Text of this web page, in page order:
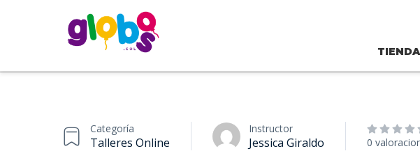
Categoría
Talleres Online
Instructor
Jessica Giraldo 0